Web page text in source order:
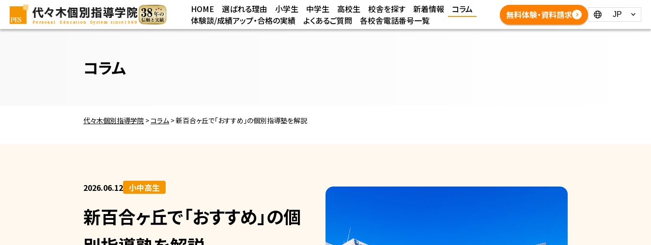
HOME 選ばれる理由 小学生 中学生 高校生 校舎を探す 新着情報
コラム
体験談/成績アップ・合格の実績
よくあるご質問 各校舎電話番号一覧 無料体験・資料請求 Language：
コラム
代々木個別指導学院 >コラム >新百合ヶ丘で「おすすめ」の個別指導塾を解説
2026.06.12 小中高生
新百合ヶ丘で「おすすめ」の個